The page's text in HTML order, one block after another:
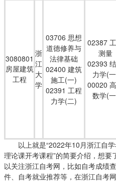
3080801
房屋建筑
工程
浙
江
大
学
03706 思想
道德修养与
法律基础
02400 建筑
施工(一)
02391 工程
力学(二)
02387
测量
02393
力学(
00020
数学(
以上就是“2022年10月浙江自学
理论课开考课程”的简要介绍，想
以关注浙江自考网，比如自考成绩
件、自考就业推荐等，在浙江自考网